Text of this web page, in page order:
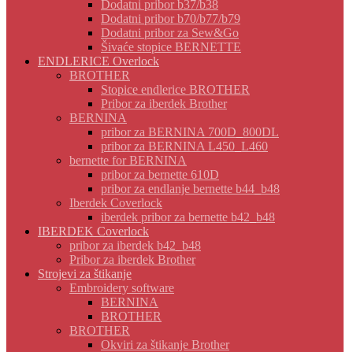
Dodatni pribor b37/b38
Dodatni pribor b70/b77/b79
Dodatni pribor za Sew&Go
Šivaće stopice BERNETTE
ENDLERICE Overlock
BROTHER
Stopice endlerice BROTHER
Pribor za iberdek Brother
BERNINA
pribor za BERNINA 700D_800DL
pribor za BERNINA L450_L460
bernette for BERNINA
pribor za bernette 610D
pribor za endlanje bernette b44_b48
Iberdek Coverlock
iberdek pribor za bernette b42_b48
IBERDEK Coverlock
pribor za iberdek b42_b48
Pribor za iberdek Brother
Strojevi za štikanje
Embroidery software
BERNINA
BROTHER
BROTHER
Okviri za štikanje Brother